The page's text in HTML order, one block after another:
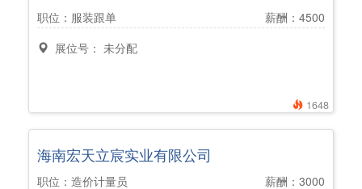
1648
职位：服装跟单
薪酬：4500
展位号： 未分配
海南宏天立宸实业有限公司
职位：造价计量员 薪酬：3000